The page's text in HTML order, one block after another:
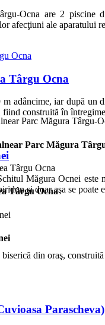
Ocna are 2 piscine
afecţiuni ale aparatului
Târgu Ocna
adâncime, iar după un
fiind construită în
Măgura Ocnei este
şi doar aşa se
biserică din oraş,
Parascheva)
Parc Măgura
Târgu Ocna